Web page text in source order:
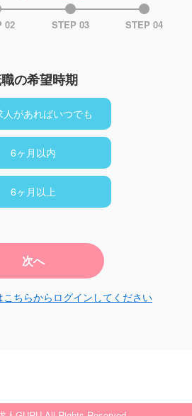
02 STEP 03 STEP 04
の希望時期
人があればいつでも
6ヶ月以内
6ヶ月以上
次へ
ちらからログインしてください